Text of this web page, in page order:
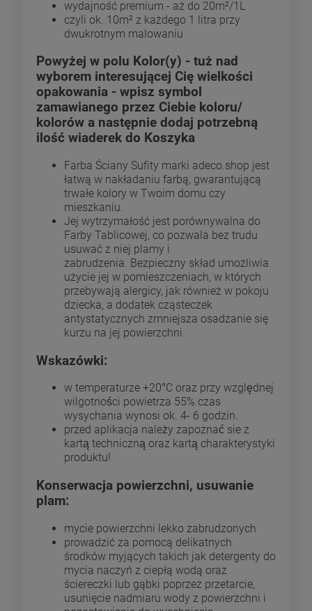
wydajność premium - aż do 20m²/1L
czyli ok. 10m² z każdego 1 litra przy
dwukrotnym malowaniu
Powyżej w polu Kolor(y) - tuż nad
wyborem interesującej Cię wielkości
opakowania - wpisz symbol
zamawianego przez Ciebie koloru/
kolorów a następnie dodaj potrzebną
ilość wiaderek do Koszyka
Farba Ściany Sufity marki adeco.shop jest
łatwą w nakładaniu farbą, gwarantującą
trwałe kolory w Twoim domu czy
mieszkaniu.
Jej wytrzymałość jest porównywalna do
Farby Tablicowej, co pozwala bez trudu
usuwać z niej plamy i
zabrudzenia. Bezpieczny skład umożliwia
użycie jej w pomieszczeniach, w których
przebywają alergicy, jak również w pokoju
dziecka, a dodatek cząsteczek
antystatycznych zmniejsza osadzanie się
kurzu na jej powierzchni.
Wskazówki:
w temperaturze +20°C oraz przy względnej
wilgotności powietrza 55% czas
wysychania wynosi ok. 4- 6 godzin.
przed aplikacja należy zapoznać sie z
kartą techniczną oraz kartą charakterystyki
produktu!
Konserwacja powierzchni, usuwanie
plam:
mycie powierzchni lekko zabrudzonych
prowadzić za pomocą delikatnych
środków myjących takich jak detergenty do
mycia naczyń z ciepłą wodą oraz
ściereczki lub gąbki poprzez przetarcie,
usunięcie nadmiaru wody z powierzchni i